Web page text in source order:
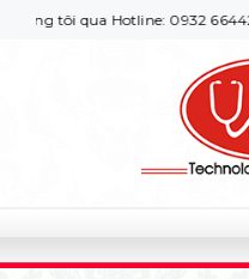
tôi qua Hotline: 0932 664422